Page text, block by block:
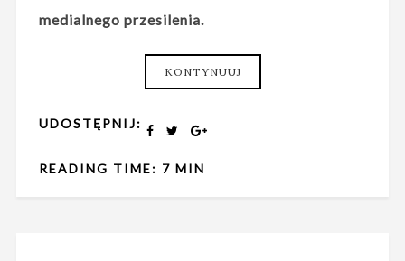
medialnego przesilenia.
KONTYNUUJ
UDOSTĘPNIJ:
READING TIME: 7 MIN